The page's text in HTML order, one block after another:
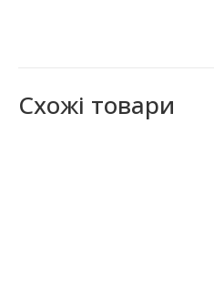
Схожі товари